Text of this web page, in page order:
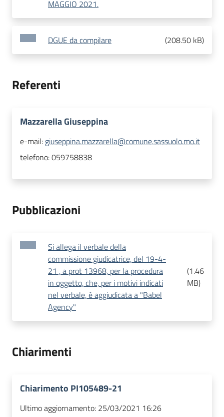
MAGGIO 2021.
DGUE da compilare (208.50 kB)
Referenti
Mazzarella Giuseppina
e-mail: giuseppina.mazzarella@comune.sassuolo.mo.it
telefono:059758838
Pubblicazioni
Si allega il verbale della
commissione giudicatrice, del 19-4-
21 , a prot 13968, per la procedura
in oggetto, che, per i motivi indicati
nel verbale, è aggiudicata a "Babel
Agency"
(1.46
MB)
Chiarimenti
Chiarimento PI105489-21
Ultimo aggiornamento: 25/03/2021 16:26